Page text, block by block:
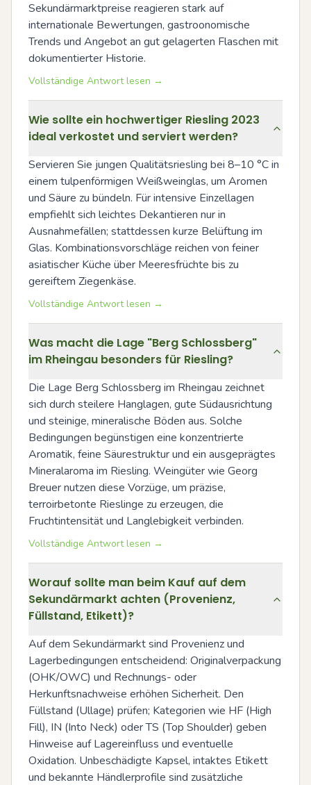
Sekundärmarktpreise reagieren stark auf
internationale Bewertungen, gastroonomische
Trends und Angebot an gut gelagerten Flaschen mit
dokumentierter Historie.
Vollständige Antwort lesen →
Wie sollte ein hochwertiger Riesling 2023
ideal verkostet und serviert werden?
Servieren Sie jungen Qualitätsriesling bei 8–10 °C in
einem tulpenförmigen Weißweinglas, um Aromen
und Säure zu bündeln. Für intensive Einzellagen
empfiehlt sich leichtes Dekantieren nur in
Ausnahmefällen; stattdessen kurze Belüftung im
Glas. Kombinationsvorschläge reichen von feiner
asiatischer Küche über Meeresfrüchte bis zu
gereiftem Ziegenkäse.
Vollständige Antwort lesen →
Was macht die Lage "Berg Schlossberg"
im Rheingau besonders für Riesling?
Die Lage Berg Schlossberg im Rheingau zeichnet
sich durch steilere Hanglagen, gute Südausrichtung
und steinige, mineralische Böden aus. Solche
Bedingungen begünstigen eine konzentrierte
Aromatik, feine Säurestruktur und ein ausgeprägtes
Mineralaroma im Riesling. Weingüter wie Georg
Breuer nutzen diese Vorzüge, um präzise,
terroirbetonte Rieslinge zu erzeugen, die
Fruchtintensität und Langlebigkeit verbinden.
Vollständige Antwort lesen →
Worauf sollte man beim Kauf auf dem
Sekundärmarkt achten (Provenienz,
Füllstand, Etikett)?
Auf dem Sekundärmarkt sind Provenienz und
Lagerbedingungen entscheidend: Originalverpackung
(OHK/OWC) und Rechnungs- oder
Herkunftsnachweise erhöhen Sicherheit. Den
Füllstand (Ullage) prüfen; Kategorien wie HF (High
Fill), IN (Into Neck) oder TS (Top Shoulder) geben
Hinweise auf Lagereinfluss und eventuelle
Oxidation. Unbeschädigte Kapsel, intaktes Etikett
und bekannte Händlerprofile sind zusätzliche